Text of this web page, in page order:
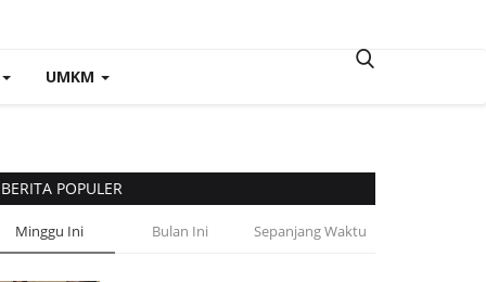
UMKM
BERITA POPULER
Minggu Ini Bulan Ini Sepanjang Waktu